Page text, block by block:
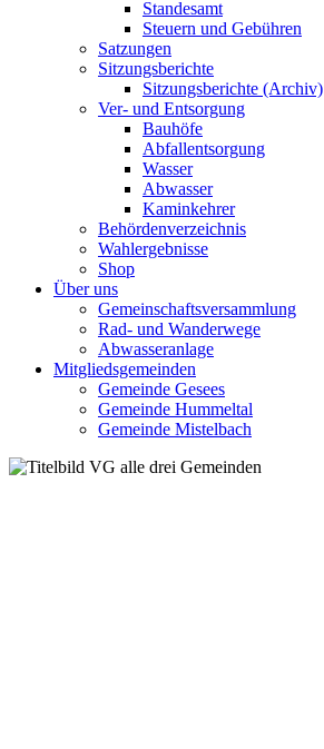
Standesamt
Steuern und Gebühren
Satzungen
Sitzungsberichte
Sitzungsberichte (Archiv)
Ver- und Entsorgung
Bauhöfe
Abfallentsorgung
Wasser
Abwasser
Kaminkehrer
Behördenverzeichnis
Wahlergebnisse
Shop
Über uns
Gemeinschaftsversammlung
Rad- und Wanderwege
Abwasseranlage
Mitgliedsgemeinden
Gemeinde Gesees
Gemeinde Hummeltal
Gemeinde Mistelbach